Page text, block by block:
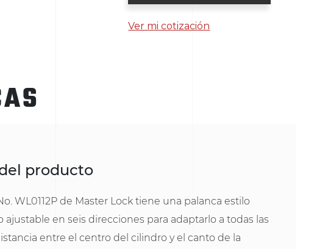
Ver mi cotización
producto
WL0112P de Master Lock tiene una palanca estilo
ajustable en seis direcciones para adaptarlo a todas las
entre el centro del cilindro y el canto de la